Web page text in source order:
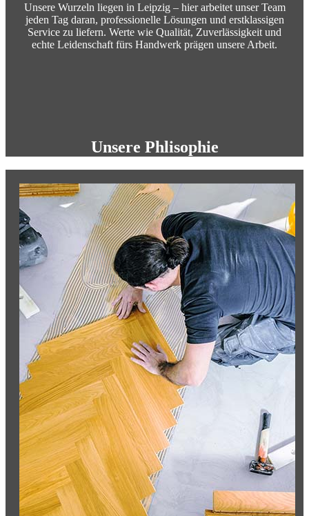
Unsere Wurzeln liegen in Leipzig – hier arbeitet unser Team
jeden Tag daran, professionelle Lösungen und erstklassigen
Service zu liefern. Werte wie Qualität, Zuverlässigkeit und
echte Leidenschaft fürs Handwerk prägen unsere Arbeit.
Unsere Phlisophie